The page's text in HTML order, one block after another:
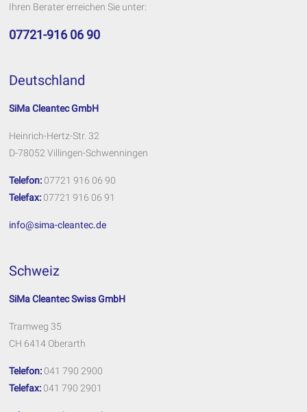
Ihren Berater erreichen Sie unter:
07721-916 06 90
Deutschland
SiMa Cleantec GmbH
Heinrich-Hertz-Str. 32
D-78052 Villingen-Schwenningen
Telefon: 07721 916 06 90
Telefax: 07721 916 06 91
info@sima-cleantec.de
Schweiz
SiMa Cleantec Swiss GmbH
Tramweg 35
CH 6414 Oberarth
Telefon: 041 790 2900
Telefax: 041 790 2901